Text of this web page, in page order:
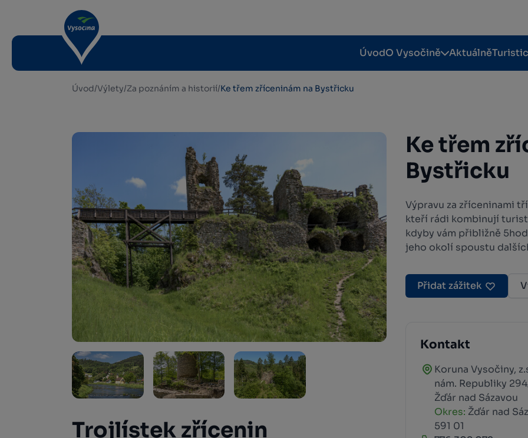
ÚvodO Vysočině Aktuálně
Úvod/Výlety/Za poznáním a historií/Ke třem zříceninám na Bystřicku
Ke třem
Bystřicku
Výpravu za zříceninami
kteří rádi kombinují
kdyby vám přibližně
jeho okolí spoustu
Přidat zážitek
Kontakt
Koruna Vysočiny,
nám. Republiky
Žďár nad Sázavou
Okres: Žďár nad
591 01
Trojlístek zřícenin